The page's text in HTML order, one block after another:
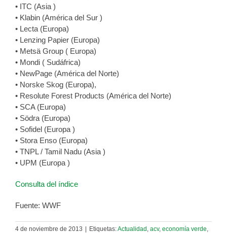
• ITC (Asia )
• Klabin (América del Sur )
• Lecta (Europa)
• Lenzing Papier (Europa)
• Metsä Group ( Europa)
• Mondi ( Sudáfrica)
• NewPage (América del Norte)
• Norske Skog (Europa),
• Resolute Forest Products (América del Norte)
• SCA (Europa)
• Södra (Europa)
• Sofidel (Europa )
• Stora Enso (Europa)
• TNPL / Tamil Nadu (Asia )
• UPM (Europa )
Consulta del índice
Fuente: WWF
4 de noviembre de 2013 Etiquetas:Actualidad , acv, economía verde,